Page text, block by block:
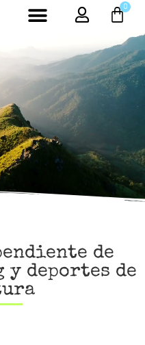
de
deportes de